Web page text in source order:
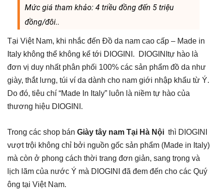
Mức giá tham khảo: 4 triều đồng đến 5 triệu
đồng/đôi..
Tại Việt Nam, khi nhắc đến Đồ da nam cao cấp – Made in
Italy không thể không kể tới DIOGINI. DIOGINItự hào là
đơn vị duy nhất phân phối 100% các sản phẩm đồ da như
giày, thắt lưng, túi ví da dành cho nam giới nhập khẩu từ Ý.
Do đó, tiêu chí “Made In Italy” luôn là niềm tự hào của
thương hiệu DIOGINI.
Trong các shop bán Giày tây nam Tại Hà Nội thì DIOGINI
vượt trội không chỉ bởi nguồn gốc sản phẩm (Made in Italy)
mà còn ở phong cách thời trang đơn giản, sang trọng và
lịch lãm của nước Ý mà DIOGINI đã đem đến cho các Quý
ông tại Việt Nam.